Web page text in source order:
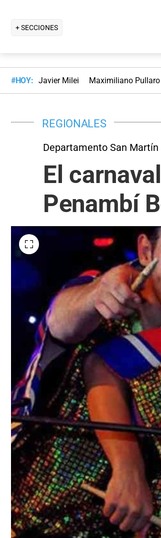
+ SECCIONES
#HOY: Javier Milei Maximiliano Pullaro
REGIONALES
Departamento San Martín
El
Penambí